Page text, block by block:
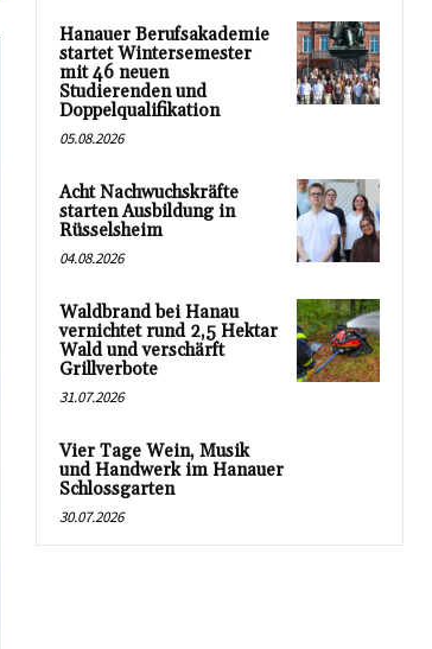
Hanauer Berufsakademie
startet Wintersemester
mit 46 neuen
Studierenden und
Doppelqualifikation
05.08.2026
Acht Nachwuchskräfte
starten Ausbildung in
Rüsselsheim
04.08.2026
Waldbrand bei Hanau
vernichtet rund 2,5 Hektar
Wald und verschärft
Grillverbote
31.07.2026
Vier Tage Wein, Musik
und Handwerk im Hanauer
Schlossgarten
30.07.2026